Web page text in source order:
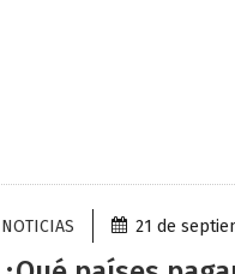
NOTICIAS 21 de